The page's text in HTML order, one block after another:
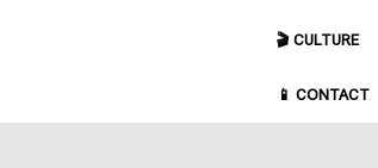
🎬 CULTURE
📱 CONTACT